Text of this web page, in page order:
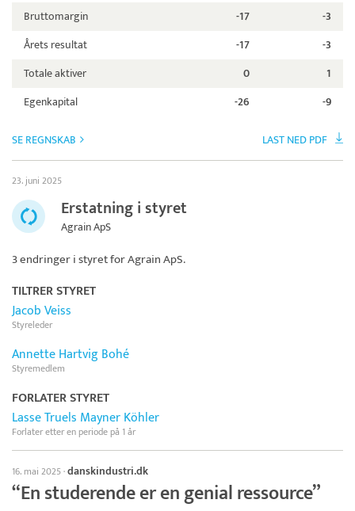
Bruttomargin -17
-3
Årets resultat
-17
-3
Totale aktiver
0
1
Egenkapital
-26 -9
SE REGNSKAB LAST NED PDF
23. juni 2025
Erstatning i styret
Agrain ApS
3 endringer i styret forAgrain ApS.
TILTRER STYRET
Jacob Veiss
Styreleder
Annette Hartvig Bohé
Styremedlem
FORLATER STYRET
Lasse Truels Mayner Köhler
Forlater etter en periode på 1 år
16. mai 2025·danskindustri.dk
“En studerende er en genial ressource”